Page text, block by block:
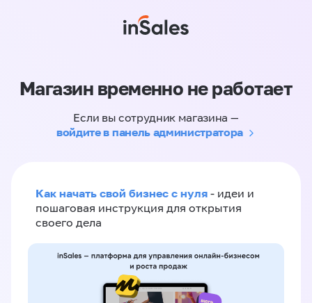
Магазин временно не работает
Если вы сотрудник магазина —
войдите в панель администратора
Как начать свой бизнес с нуля - идеи и
пошаговая инструкция для открытия
своего дела